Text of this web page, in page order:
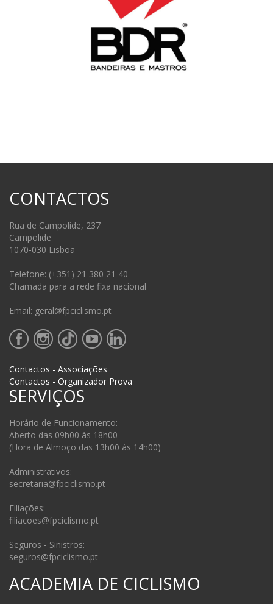
CONTACTOS
Rua de Campolide, 237
Campolide
1070-030 Lisboa
Telefone: (+351) 21 380 21 40
Chamada para a rede fixa nacional
Email: geral@fpciclismo.pt
Contactos - Associações
Contactos - Organizador Prova
SERVIÇOS
Horário de Funcionamento:
Aberto das 09h00 às 18h00
(Hora de Almoço das 13h00 às 14h00)
Administrativos:
secretaria@fpciclismo.pt
Filiações:
filiacoes@fpciclismo.pt
Seguros - Sinistros:
seguros@fpciclismo.pt
ACADEMIA DE CICLISMO